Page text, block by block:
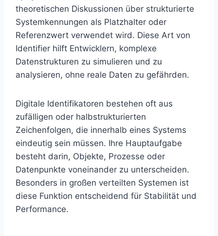
theoretischen Diskussionen über strukturierte
Systemkennungen als Platzhalter oder
Referenzwert verwendet wird. Diese Art von
Identifier hilft Entwicklern, komplexe
Datenstrukturen zu simulieren und zu
analysieren, ohne reale Daten zu gefährden.
Digitale Identifikatoren bestehen oft aus
zufälligen oder halbstrukturierten
Zeichenfolgen, die innerhalb eines Systems
eindeutig sein müssen. Ihre Hauptaufgabe
besteht darin, Objekte, Prozesse oder
Datenpunkte voneinander zu unterscheiden.
Besonders in großen verteilten Systemen ist
diese Funktion entscheidend für Stabilität und
Performance.